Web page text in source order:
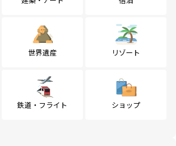
世界遺産 リゾート
鉄道・フライト ショップ